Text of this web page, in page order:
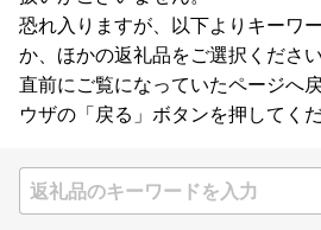
恐れ入りますが、以下よりキーワ
か、ほかの返礼品をご選択ください
直前にご覧になっていたページへ
ウザの「戻る」ボタンを押してくだ